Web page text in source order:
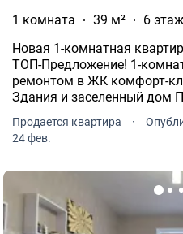
1 комната
39 м²
6
Новая 1-комнатная
ТОП-Предложение! 1-
ремонтом в ЖК комфорт-
Здания и заселенный дом Продается просторная 1-
комнатная квартира
новым ремонтом 2026
Продается квартира ·
24 фев.